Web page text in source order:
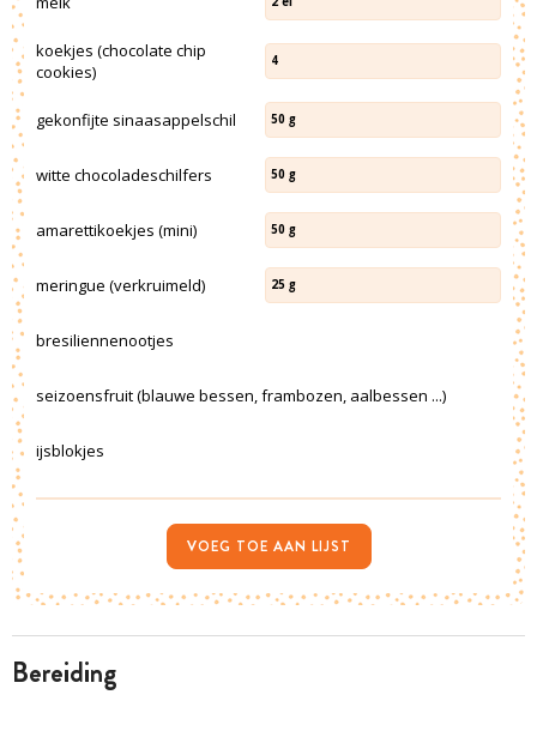
bereiding
koekjes (chocolate chip
cookies)
4
gekonfijte sinaasappelschil 50 g
witte chocoladeschilfers 50 g
amarettikoekjes (mini) 50 g
meringue (verkruimeld) 25 g
bresiliennenootjes
seizoensfruit (blauwe bessen, frambozen, aalbessen ...)
ijsblokjes
VOEG TOE AAN LIJST